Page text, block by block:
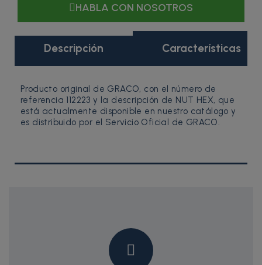
HABLA CON NOSOTROS
Descripción Características
Producto original de GRACO, con el número de
referencia 112223 y la descripción de NUT HEX, que
está actualmente disponible en nuestro catálogo y
es distribuido por el Servicio Oficial de GRACO.